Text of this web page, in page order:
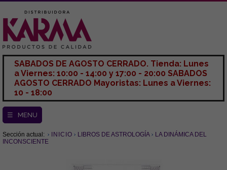
SABADOS DE AGOSTO CERRADO. Tienda: Lunes
a Viernes: 10:00 - 14:00 y 17:00 - 20:00 SABADOS
AGOSTO CERRADO Mayoristas: Lunes a Viernes:
10 - 18:00
☰ MENU
Sección actual: INICIO LIBROS DE ASTROLOGÍA
LA DINÁMICA DEL
INCONSCIENTE